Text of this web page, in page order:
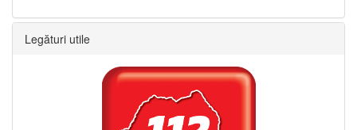
Legături utile